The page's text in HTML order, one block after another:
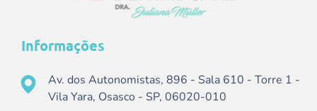
Informações
Av. dos Autonomistas, 896 - Sala 610 - Torre 1 -
Vila Yara, Osasco - SP, 06020-010